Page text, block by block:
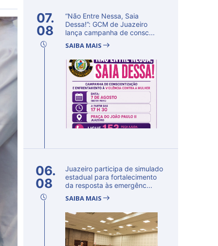
07.
08
“Não Entre Nessa, Saia
Dessa!”: GCM de Juazeiro
lança campanha de consc...
SAIBA MAIS
06.
08
Juazeiro participa de simulado
estadual para fortalecimento
da resposta às emergênc...
SAIBA MAIS